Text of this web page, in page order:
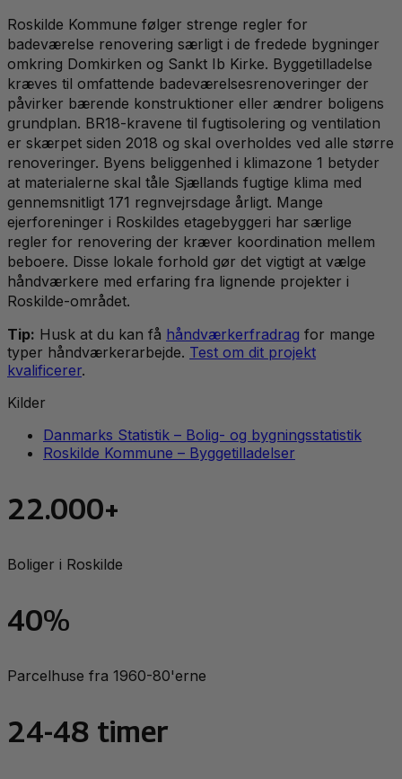
Roskilde Kommune følger strenge regler for
badeværelse renovering særligt i de fredede bygninger
omkring Domkirken og Sankt Ib Kirke. Byggetilladelse
kræves til omfattende badeværelsesrenoveringer der
påvirker bærende konstruktioner eller ændrer boligens
grundplan. BR18-kravene til fugtisolering og ventilation
er skærpet siden 2018 og skal overholdes ved alle større
renoveringer. Byens beliggenhed i klimazone 1 betyder
at materialerne skal tåle Sjællands fugtige klima med
gennemsnitligt 171 regnvejrsdage årligt. Mange
ejerforeninger i Roskildes etagebyggeri har særlige
regler for renovering der kræver koordination mellem
beboere. Disse lokale forhold gør det vigtigt at vælge
håndværkere med erfaring fra lignende projekter i
Roskilde-området.
Tip: Husk at du kan få håndværkerfradrag for mange
typer håndværkerarbejde. Test om dit projekt
kvalificerer.
Kilder
Danmarks Statistik – Bolig- og bygningsstatistik
Roskilde Kommune – Byggetilladelser
22.000+
Boliger i Roskilde
40%
Parcelhuse fra 1960-80'erne
24-48 timer